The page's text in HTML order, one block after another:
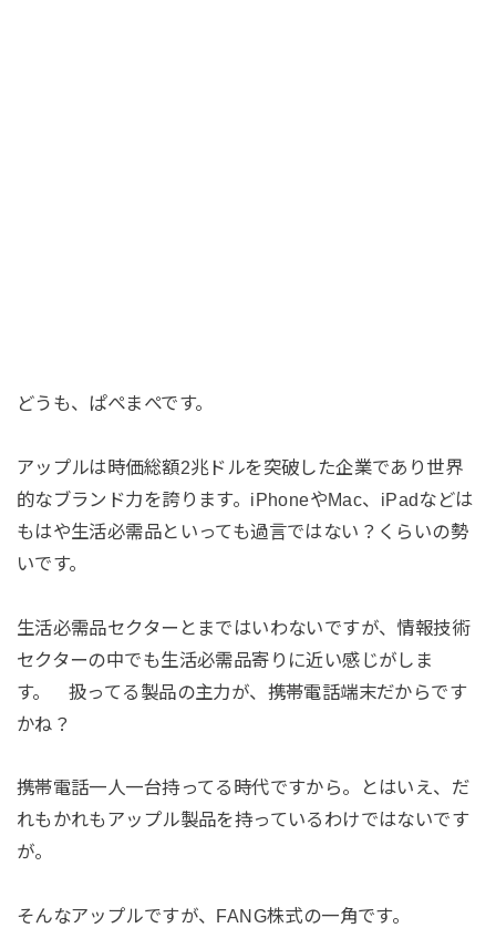
どうも、ぱぺまぺです。
アップルは時価総額2兆ドルを突破した企業であり世界
的なブランド力を誇ります。iPhoneやMac、iPadなどは
もはや生活必需品といっても過言ではない？くらいの勢
いです。
生活必需品セクターとまではいわないですが、情報技術
セクターの中でも生活必需品寄りに近い感じがしま
す。 扱ってる製品の主力が、携帯電話端末だからです
かね？
携帯電話一人一台持ってる時代ですから。とはいえ、だ
れもかれもアップル製品を持っているわけではないです
が。
そんなアップルですが、FANG株式の一角です。